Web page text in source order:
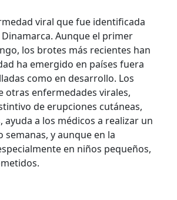
viral que fue identificada
Aunque el primer
los brotes más recientes han
ha emergido en países fuera
como en desarrollo. Los
otras enfermedades virales,
de erupciones cutáneas,
a los médicos a realizar un
y aunque en la
en niños pequeños,